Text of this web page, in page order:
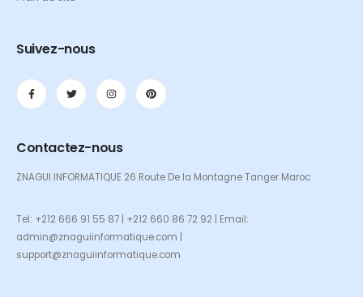
Suivez-nous
Contactez-nous
ZNAGUI INFORMATIQUE 26 Route De la Montagne Tanger Maroc
Tel: +212 666 91 55 87 | +212 660 86 72 92 | Email:
admin@znaguiinformatique.com |
support@znaguiinformatique.com